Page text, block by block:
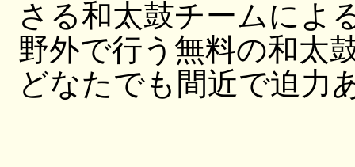
さる和太鼓チームによ
野外で行う無料の和太
どなたでも間近で迫力